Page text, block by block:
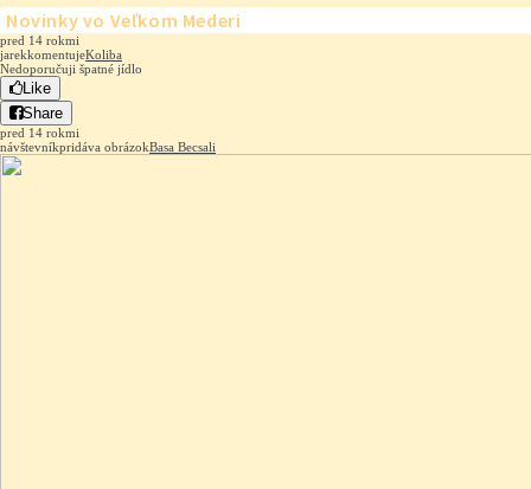
Novinky vo Veľkom Mederi
pred 14 rokmi
jarekkomentujeKoliba
Nedoporučuji špatné jídlo
Like
Share
pred 14 rokmi
návštevníkpridáva obrázokBasa Becsali